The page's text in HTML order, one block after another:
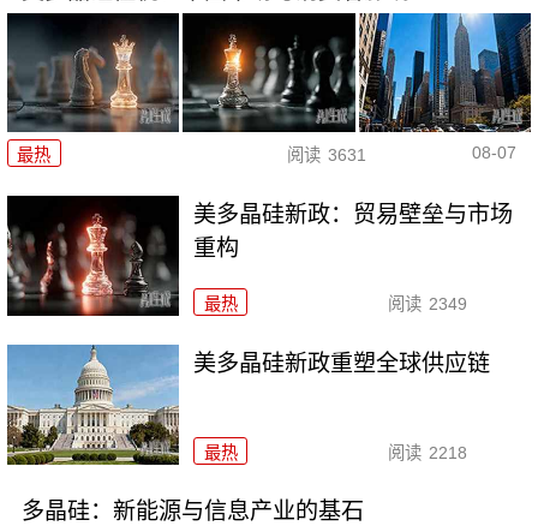
最热 阅读 3631 08-07
美多晶硅新政：贸易壁垒与市场
重构
最热 阅读 2349
美多晶硅新政重塑全球供应链
最热 阅读 2218
多晶硅：新能源与信息产业的基石